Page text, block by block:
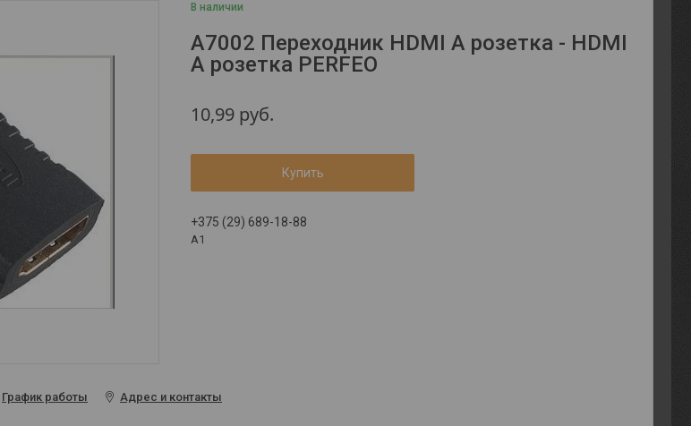
В наличии
A7002 Переходник HDMI A розетка - HDMI
A розетка PERFEO
10,99 руб.
Купить
+375 (29) 689-18-88
A1
График работы Адрес и контакты